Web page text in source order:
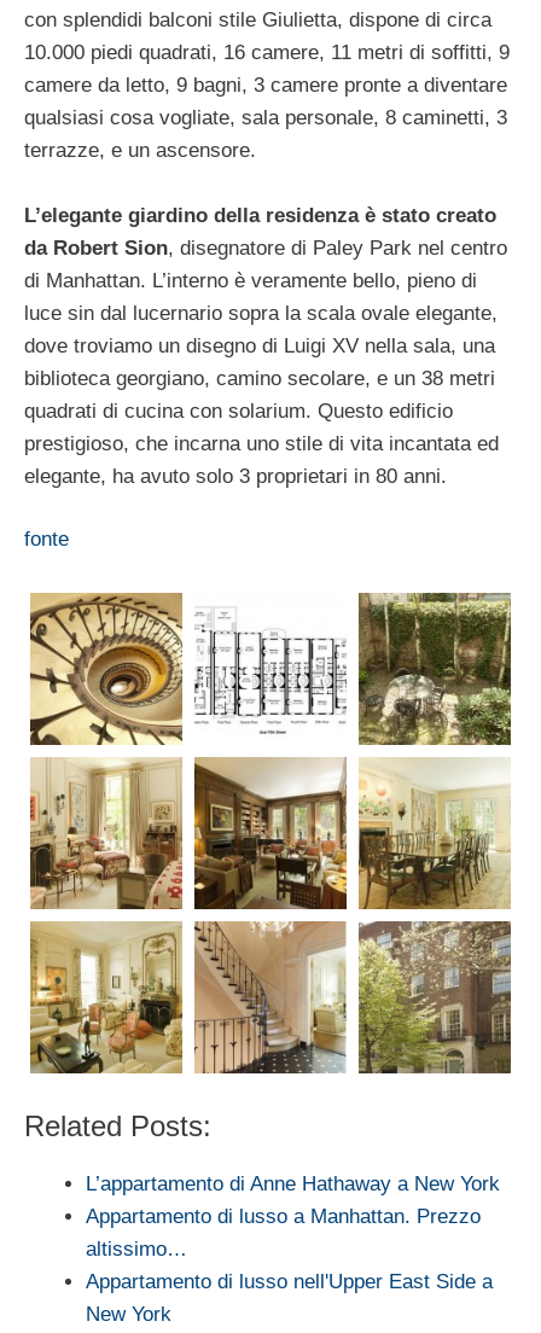
con splendidi balconi stile Giulietta, dispone di circa
10.000 piedi quadrati, 16 camere, 11 metri di soffitti, 9
camere da letto, 9 bagni, 3 camere pronte a diventare
qualsiasi cosa vogliate, sala personale, 8 caminetti, 3
terrazze, e un ascensore.
L’elegante giardino della residenza è stato creato
da Robert Sion, disegnatore di Paley Park nel centro
di Manhattan. L’interno è veramente bello, pieno di
luce sin dal lucernario sopra la scala ovale elegante,
dove troviamo un disegno di Luigi XV nella sala, una
biblioteca georgiano, camino secolare, e un 38 metri
quadrati di cucina con solarium. Questo edificio
prestigioso, che incarna uno stile di vita incantata ed
elegante, ha avuto solo 3 proprietari in 80 anni.
fonte
Related Posts:
L’appartamento di Anne Hathaway a New York
Appartamento di lusso a Manhattan. Prezzo
altissimo…
Appartamento di lusso nell'Upper East Side a
New York